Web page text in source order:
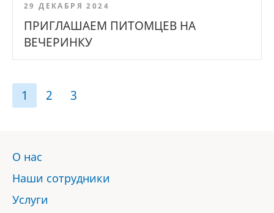
29 ДЕКАБРЯ 2024
ПРИГЛАШАЕМ ПИТОМЦЕВ НА
ВЕЧЕРИНКУ
1 2 3
О нас
Наши сотрудники
Услуги